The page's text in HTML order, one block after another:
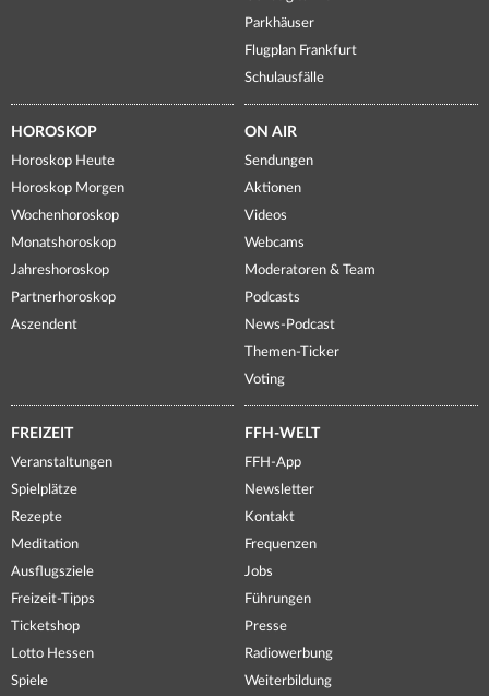
Parkhäuser
Flugplan Frankfurt
Schulausfälle
HOROSKOP
Horoskop Heute
Horoskop Morgen
Wochenhoroskop
Monatshoroskop
Jahreshoroskop
Partnerhoroskop
Aszendent
ON AIR
Sendungen
Aktionen
Videos
Webcams
Moderatoren & Team
Podcasts
News-Podcast
Themen-Ticker
Voting
FREIZEIT
Veranstaltungen
Spielplätze
Rezepte
Meditation
Ausflugsziele
Freizeit-Tipps
Ticketshop
Lotto Hessen
Spiele
FFH-WELT
FFH-App
Newsletter
Kontakt
Frequenzen
Jobs
Führungen
Presse
Radiowerbung
Weiterbildung